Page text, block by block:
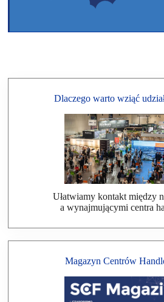
Dlaczego warto wziąć
Ułatwiamy kontakt między
a wynajmującymi centra
Magazyn Centrów